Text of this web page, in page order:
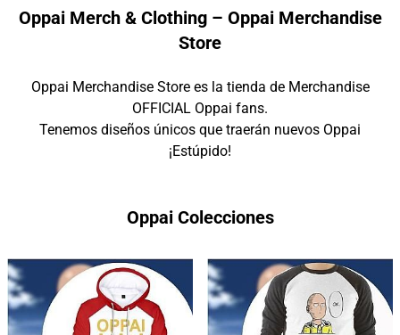
Oppai Merch & Clothing – Oppai Merchandise
Store
Oppai Merchandise Store es la tienda de Merchandise
OFFICIAL Oppai fans.
Tenemos diseños únicos que traerán nuevos Oppai
¡Estúpido!
Oppai Colecciones